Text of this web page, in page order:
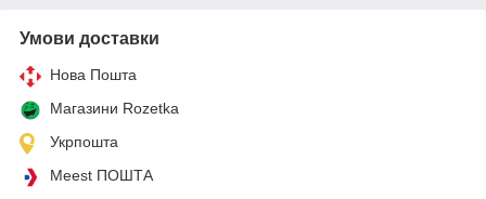
Умови доставки
Нова Пошта
Магазини Rozetka
Укрпошта
Meest ПОШТА